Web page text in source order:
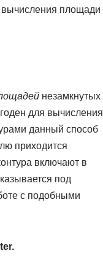
вычисления площади
незамкнутых
для вычисления
данный способ
приходится
включают в
под
с подобными